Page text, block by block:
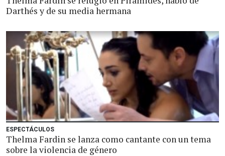
Darthés y de su media hermana
ESPECTÁCULOS
Thelma Fardin se lanza como cantante con un tema
sobre la violencia de género